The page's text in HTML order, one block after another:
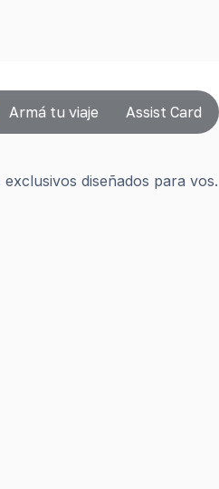
Armá tu viaje Assist Card
diseñados para vos.